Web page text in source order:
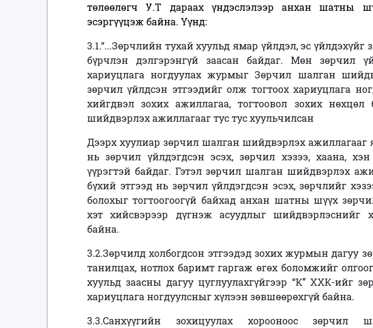
төлөөлөгч У.Т дараах үндэслэлээр анхан шатны
эсэргүүцэж байна. Үүнд:
3.1.“...Зөрчлийн тухай хуульд ямар үйлдэл, эс үйлдэхүйг
бүрчлэн дэлгэрэнгүй заасан байдаг. Мөн зөрчил
хариуцлага ногдуулах журмыг Зөрчил шалган
зөрчил үйлдсэн этгээдийг олж тогтоох хариуцлага
хийгдвэл зохих ажиллагаа, тогтоовол зохих нөхцөл
шийдвэрлэх ажиллагааг тус тус хуульчилсан
Дээрх хуулиар зөрчил шалган шийдвэрлэх ажиллагааг
нь зөрчил үйлдэгдсэн эсэх, зөрчил хэзээ, хаана,
үүрэгтэй байдаг. Гэтэл зөрчил шалган шийдвэрлэх
бүхий этгээд нь зөрчил үйлдэгдсэн эсэх, зөрчлийг
болохыг тогтоогоогүй байхад анхан шатны шүүх
хэт хийсвэрээр дүгнэж асуудлыг шийдвэрлэснийг
байна.
3.2.Зөрчилд холбогдсон этгээдэд зохих журмын дагуу
танилцах, нотлох баримт гаргаж өгөх боломжийг
хуульд заасны дагуу цуглуулахгүйгээр “К” ХХК-ийг
хариуцлага ногдуулсныг хүлээн зөвшөөрөхгүй байна.
3.3.Санхүүгийн зохицуулах хорооноос зөрчил